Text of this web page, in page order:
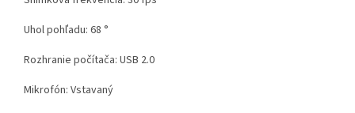
Uhol pohľadu: 68 °
Rozhranie počítača: USB 2.0
Mikrofón: Vstavaný